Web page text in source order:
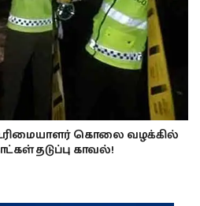
கொலை வழக்கில்
தடுப்பு காவல்!